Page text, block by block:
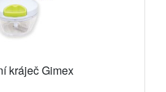
kráječ Gimex